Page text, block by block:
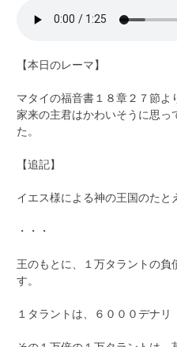
【本日のレーマ】
マタイの福音書１８章２７節よ
家来の主君はかわいそうに思っ
た。
【追記】
イエス様による神の王国のたと
・・・
王のもとに、１万タラントの負
す。
１タラントは、６０００デナリ